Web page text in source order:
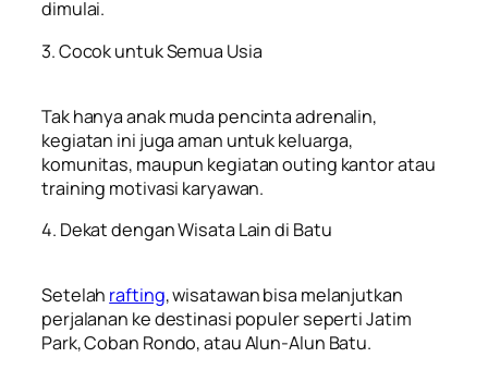
dimulai.
3. Cocok untuk Semua Usia
Tak hanya anak muda pencinta adrenalin,
kegiatan ini juga aman untuk keluarga,
komunitas, maupun kegiatan outing kantor atau
training motivasi karyawan.
4. Dekat dengan Wisata Lain di Batu
Setelah rafting, wisatawan bisa melanjutkan
perjalanan ke destinasi populer seperti Jatim
Park, Coban Rondo, atau Alun-Alun Batu.